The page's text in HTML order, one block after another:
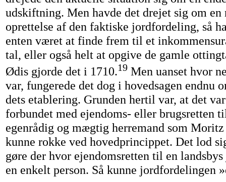
udskiftning. Men havde det drejet sig om en
oprettelse af den faktiske jordfordeling, så
enten været at finde frem til et
tal, eller også helt at opgive de gamle
Ødis gjorde det i 1710.19 Men uanset hvor
var, fungerede det dog i hovedsagen endnu
dets etablering. Grunden hertil var, at det
forbundet med ejendoms- eller brugsretten
egenrådig og mægtig herremand som
kunne rokke ved hovedprincippet. Det lod
gøre der hvor ejendomsretten til en
en enkelt person. Så kunne jordfordelingen